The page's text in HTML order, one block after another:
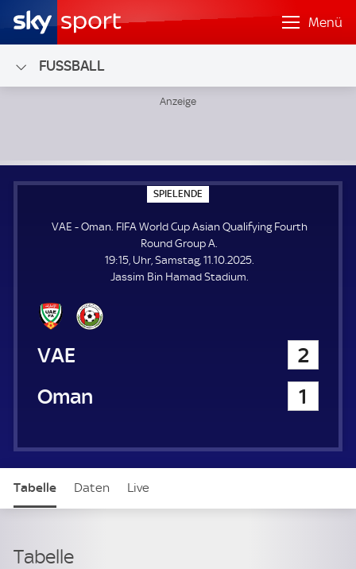
Menü
FUSSBALL
SPIELENDE
P
E
E
N
D
E
VAE - Oman. FIFA World Cup Asian Qualifying Fourth
Round Group A.
19:15, Uhr, Samstag, 11.10.2025.
Jassim Bin Hamad Stadium.
VAE
2
Oman
1
Tabelle Daten Live
Tabelle